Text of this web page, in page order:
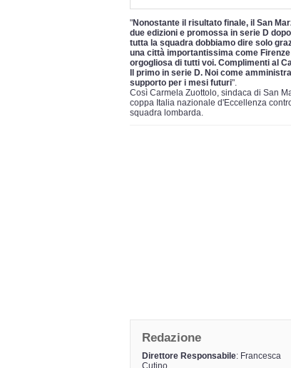
"Nonostante il risultato finale, il San
due edizioni e promossa in serie D
tutta la squadra dobbiamo dire solo
una città importantissima come
orgogliosa di tutti voi. Complimenti al
Il primo in serie D. Noi come
supporto per i mesi futuri".
Così Carmela Zuottolo, sindaca di San
coppa Italia nazionale d'Eccellenza
squadra lombarda.
Redazione
Direttore Responsabile: Francesca
Cutino